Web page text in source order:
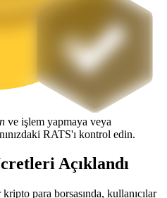
için esnek staking
ve işlem yapmaya veya
RATS'ı kontrol edin.
Açıklandı
kripto para borsasında, kullanıcılar